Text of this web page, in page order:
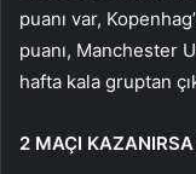
puanı var,
puanı, Manchester
hafta kala gruptan
2 MAÇI